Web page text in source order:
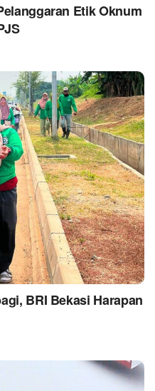
Etik Oknum
BRI Bekasi Harapan